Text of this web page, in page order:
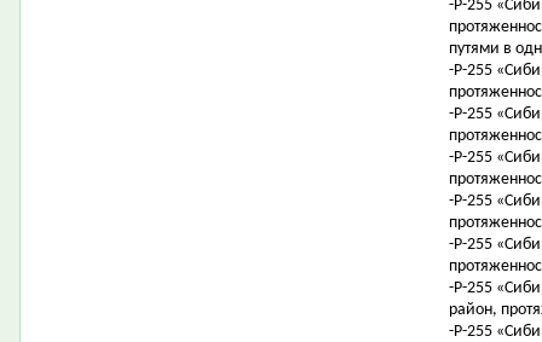
-Р-255
путями в
-Р-255
-Р-255
-Р-255
-Р-255
-Р-255
-Р-255
район,
-Р-255